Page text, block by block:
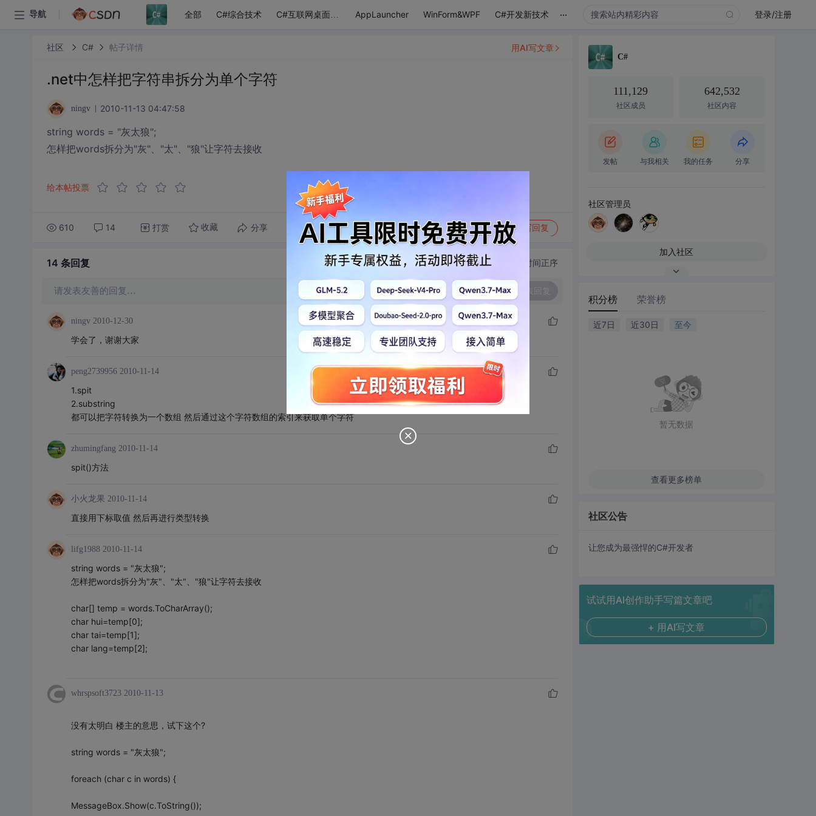
导航 全部 C#综合技术 C#互联网桌面应用 AppLauncher WinForm&WPF C#开发新技术 ... 登录/注册
社区 C# 帖子详情
.net中怎样把字符串拆分为单个字符
ningv 2010-11-13 04:47:58
string words = "灰太狼";
怎样把words拆分为"灰"、"太"、"狼"让字符去接收
给本帖投票
610 14 打赏 收藏 分享 转发到动态 举报 写回复
用AI写文章
14 条回复 切换为时间正序
请发表友善的回复…
ningv 2010-12-30
学会了，谢谢大家
peng2739956 2010-11-14
1.spit
2.substring
都可以把字符转换为一个数组 然后通过这个字符数组的索引来获取单个字符
zhumingfang 2010-11-14
spit()方法
小火龙果 2010-11-14
直接用下标取值 然后再进行类型转换
lifg1988 2010-11-14
string words = "灰太狼";
怎样把words拆分为"灰"、"太"、"狼"让字符去接收
char[] temp = words.ToCharArray();
char hui=temp[0];
char tai=temp[1];
char lang=temp[2];
whrspsoft3723 2010-11-13
没有太明白 楼主的意思，试下这个?
string words = "灰太狼";
foreach (char c in words) {
MessageBox.Show(c.ToString());
C#
111,129
社区成员
642,532
社区内容
发帖 与我相关 我的任务 分享
社区管理员
加入社区
积分榜 荣誉榜
近7日 近30日 至今
暂无数据
查看更多榜单
社区公告
让您成为最强悍的C#开发者
试试用AI创作助手写篇文章吧
+ 用AI写文章